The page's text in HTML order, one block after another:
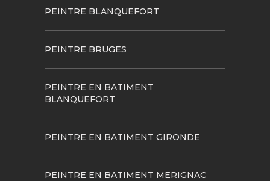
PEINTRE BLANQUEFORT
PEINTRE BRUGES
PEINTRE EN BATIMENT
BLANQUEFORT
PEINTRE EN BATIMENT GIRONDE
PEINTRE EN BATIMENT MERIGNAC